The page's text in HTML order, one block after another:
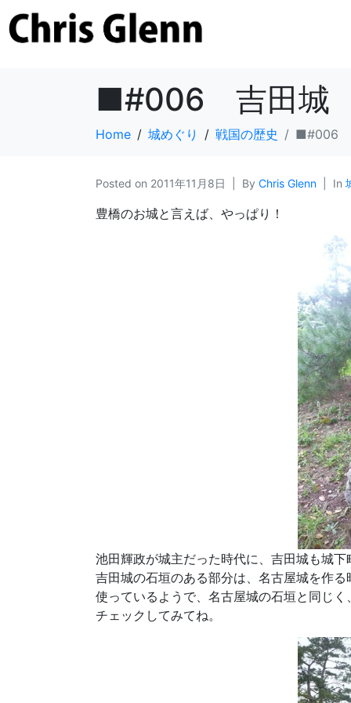
■#006 吉田城
Home 城めぐり 戦国の歴史 ■#006
Posted on 2011年11月8日 By Chris Glenn In
豊橋のお城と言えば、やっぱり！
池田輝政が城主だった時代に、吉田城も城
吉田城の石垣のある部分は、名古屋城を作
使っているようで、名古屋城の石垣と同じ
チェックしてみてね。